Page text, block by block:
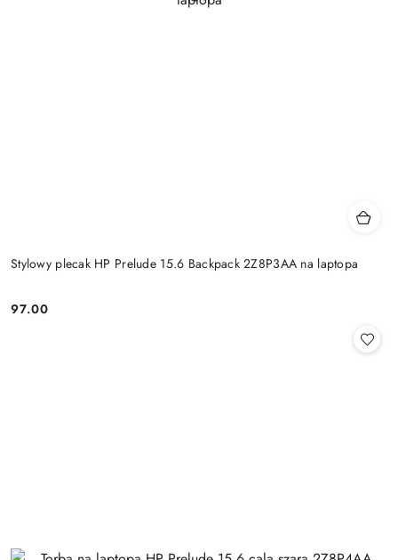
Stylowy plecak HP Prelude 15.6 Backpack 2Z8P3AA na laptopa
Cena:
97.00